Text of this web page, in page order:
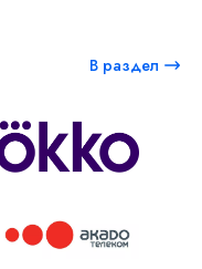
В раздел